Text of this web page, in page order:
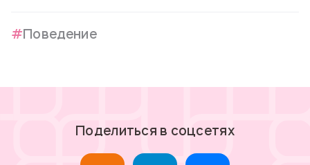
Поведение
Поделиться в соцсетях